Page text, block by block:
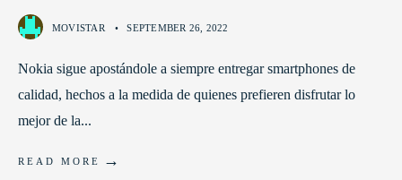
MOVISTAR • SEPTEMBER 26, 2022
Nokia sigue apostándole a siempre entregar smartphones de
calidad, hechos a la medida de quienes prefieren disfrutar lo
mejor de la...
READ MORE →